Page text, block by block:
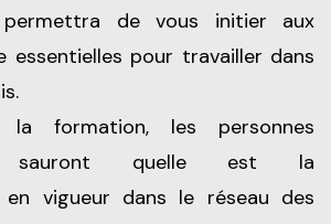
de vous initier aux
essentielles pour travailler dans
formation, les personnes
sauront quelle est la
en vigueur dans le réseau des